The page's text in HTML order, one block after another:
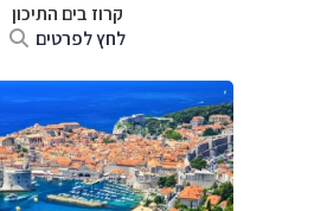
קרוז בים התיכון
לחץ לפרטים